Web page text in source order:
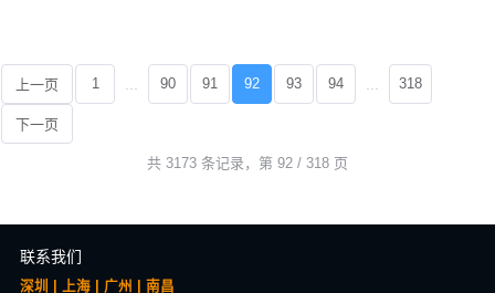
上一页 1 90 91 92 93 94 318
下一页
共 3173 条记录，第 92 / 318 页
联系我们
深圳 | 上海 | 广州 | 南昌